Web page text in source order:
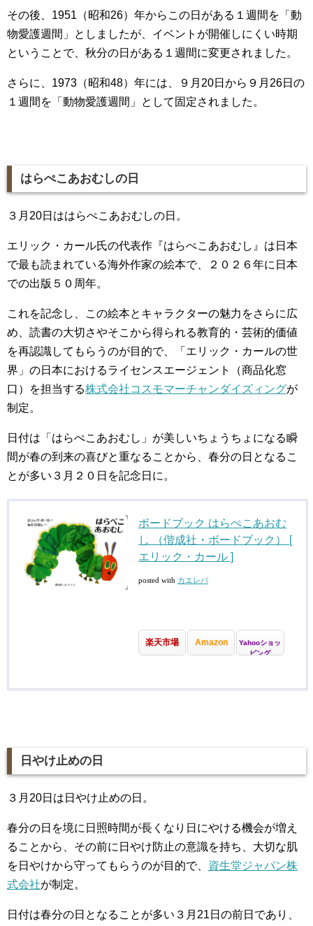
その後、1951（昭和26）年からこの日がある１週間を「動
物愛護週間」としましたが、イベントが開催しにくい時期
ということで、秋分の日がある１週間に変更されました。
さらに、1973（昭和48）年には、９月20日から９月26日の
１週間を「動物愛護週間」として固定されました。
はらぺこあおむしの日
３月20日ははらぺこあおむしの日。
エリック・カール氏の代表作『はらぺこあおむし』は日本
で最も読まれている海外作家の絵本で、２０２６年に日本
での出版５０周年。
これを記念し、この絵本とキャラクターの魅力をさらに広
め、読書の大切さやそこから得られる教育的・芸術的価値
を再認識してもらうのが目的で、「エリック・カールの世
界」の日本におけるライセンスエージェント（商品化窓
口）を担当する株式会社コスモマーチャンダイズィングが
制定。
日付は「はらぺこあおむし」が美しいちょうちょになる瞬
間が春の到来の喜びと重なることから、春分の日となるこ
とが多い３月２０日を記念日に。
ボードブック はらぺこあおむ
し （偕成社・ボードブック） [
エリック・カール ]
posted with カエレバ
楽天市場 Amazon
Yahooショッ
ピング
日やけ止めの日
３月20日は日やけ止めの日。
春分の日を境に日照時間が長くなり日にやける機会が増え
ることから、その前に日やけ防止の意識を持ち、大切な肌
を日やけから守ってもらうのが目的で、 資生堂ジャパン株
式会社が制定。
日付は春分の日となることが多い３月21日の前日であり、